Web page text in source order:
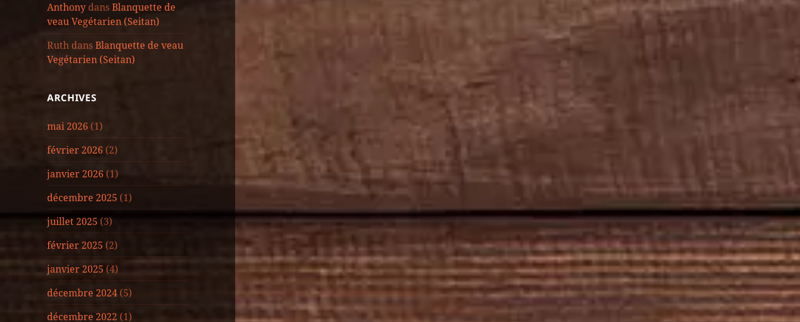
Anthony dansBlanquette de
veau Vegétarien (Seitan)
Ruth dansBlanquette de veau
Vegétarien (Seitan)
ARCHIVES
mai 2026 (1)
février 2026 (2)
janvier 2026 (1)
décembre 2025 (1)
juillet 2025 (3)
février 2025 (2)
janvier 2025 (4)
décembre 2024 (5)
décembre 2022 (1)